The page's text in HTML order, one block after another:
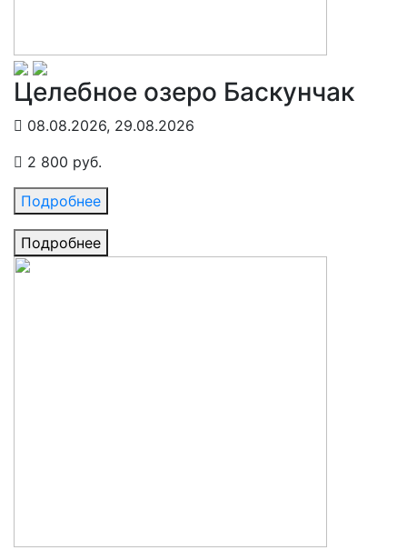
Целебное озеро Баскунчак
08.08.2026, 29.08.2026
2 800 руб.
Подробнее
Подробнее